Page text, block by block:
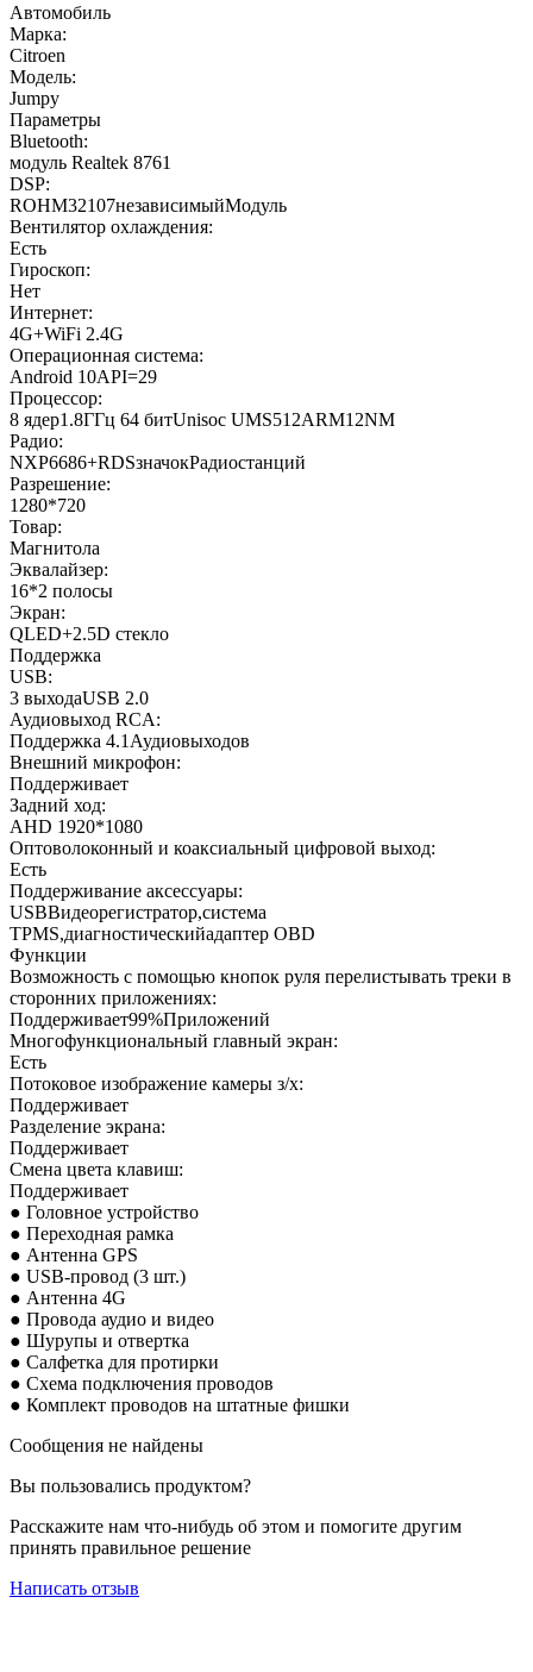
Автомобиль
Марка:
Citroen
Модель:
Jumpy
Параметры
Bluetooth:
модуль Realtek 8761
DSP:
ROHM32107независимыйМодуль
Вентилятор охлаждения:
Есть
Гироскоп:
Нет
Интернет:
4G+WiFi 2.4G
Операционная система:
Android 10API=29
Процессор:
8 ядер1.8ГГц 64 битUnisoc UMS512ARM12NM
Радио:
NXP6686+RDSзначокРадиостанций
Разрешение:
1280*720
Товар:
Магнитола
Эквалайзер:
16*2 полосы
Экран:
QLED+2.5D стекло
Поддержка
USB:
3 выходаUSB 2.0
Аудиовыход RCA:
Поддержка 4.1Аудиовыходов
Внешний микрофон:
Поддерживает
Задний ход:
AHD 1920*1080
Оптоволоконный и коаксиальный цифровой выход:
Есть
Поддерживание аксессуары:
USBВидеорегистратор,система
TPMS,диагностическийадаптер OBD
Функции
Возможность с помощью кнопок руля перелистывать треки в
сторонних приложениях:
Поддерживает99%Приложений
Многофункциональный главный экран:
Есть
Потоковое изображение камеры з/х:
Поддерживает
Разделение экрана:
Поддерживает
Смена цвета клавиш:
Поддерживает
● Головное устройство
● Переходная рамка
● Антенна GPS
● USB-провод (3 шт.)
● Антенна 4G
● Провода аудио и видео
● Шурупы и отвертка
● Салфетка для протирки
● Схема подключения проводов
● Комплект проводов на штатные фишки
Сообщения не найдены
Вы пользовались продуктом?
Расскажите нам что-нибудь об этом и помогите другим
принять правильное решение
Написать отзыв